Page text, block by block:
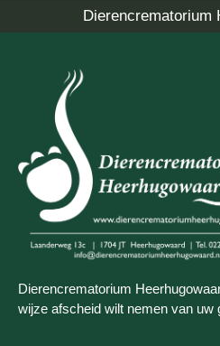
Dierencrematorium
Dierencrematorium
wijze afscheid wilt nemen van uw